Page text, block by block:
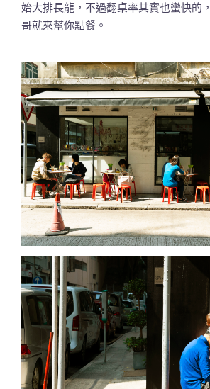
始大排長龍，不過翻桌率其實也蠻快的
哥就來幫你點餐。